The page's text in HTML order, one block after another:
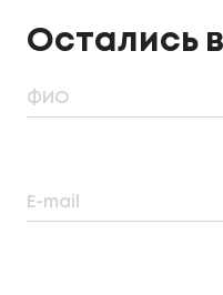
Остались
ФИО
E-mail